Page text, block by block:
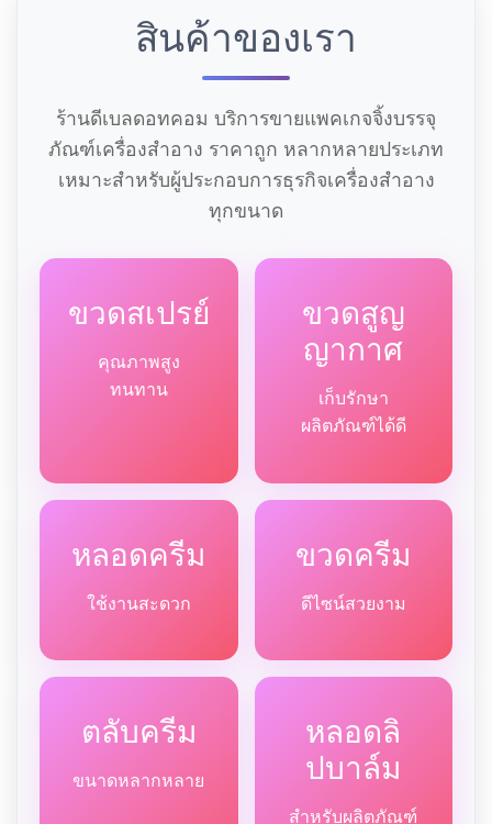
สินค้าของเรา
ร้านดีเบลดอทคอม บริการขายแพคเกจจิ้งบรรจุ
ภัณฑ์เครื่องสำอาง ราคาถูก หลากหลายประเภท
เหมาะสำหรับผู้ประกอบการธุรกิจเครื่องสำอาง
ทุกขนาด
ขวดสเปรย์
คุณภาพสูง
ทนทาน
ขวดสูญ
ญากาศ
เก็บรักษา
ผลิตภัณฑ์ได้ดี
หลอดครีม
ใช้งานสะดวก
ขวดครีม
ดีไซน์สวยงาม
ตลับครีม
ขนาดหลากหลาย
หลอดลิ
ปบาล์ม
สำหรับผลิตภัณฑ์